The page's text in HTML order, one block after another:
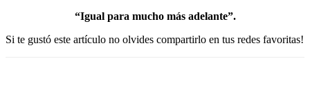
“Igual para mucho más adelante”.
Si te gustó este artículo no olvides compartirlo en tus redes favoritas!